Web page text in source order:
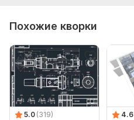
Похожие кворки
5.0 (319)
4.6